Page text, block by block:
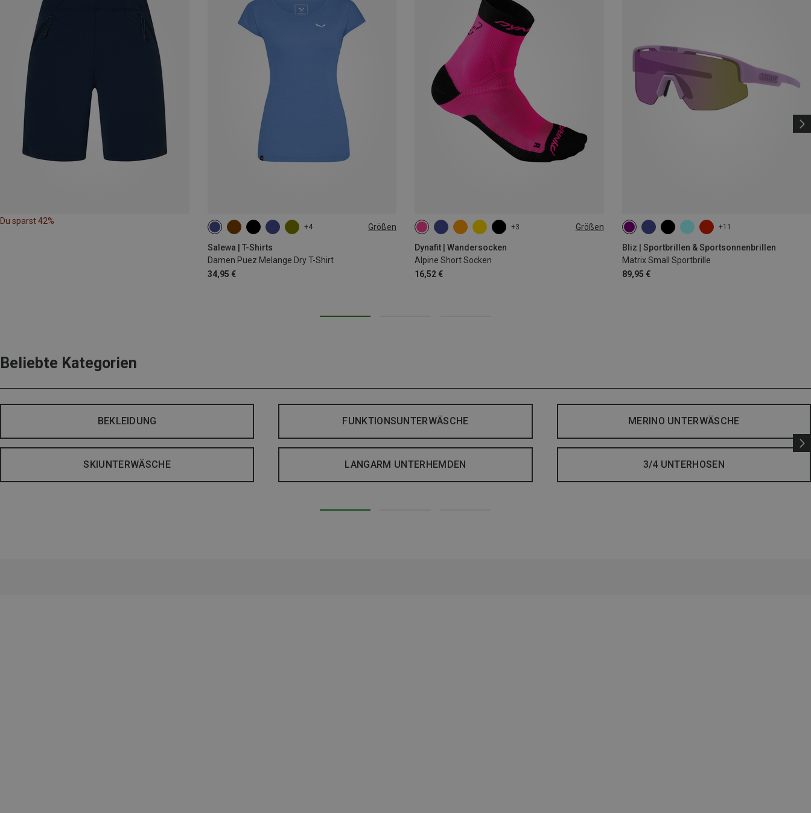
Du sparst 42%
+4 Größen
Salewa | T-Shirts
Damen Puez Melange Dry T-Shirt
34,95 €
XS S M
+3 Größen
Dynafit | Wandersocken
Alpine Short Socken
16,52 €
35|36|37|38 39|40|41|42
+11
Bliz | Sportbrillen & Sportsonnenbrillen
Matrix Small Sportbrille
89,95 €
Beliebte Kategorien
BEKLEIDUNG FUNKTIONSUNTERWÄSCHE MERINO UNTERWÄSCHE
SKIUNTERWÄSCHE LANGARM UNTERHEMDEN 3/4 UNTERHOSEN